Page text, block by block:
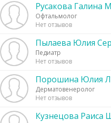
Русакова Галина
Офтальмолог
Нет отзывов
Пылаева Юлия
Педиатр
Нет отзывов
Порошина Юлия
Дерматовенеролог
Нет отзывов
Кузнецова Раиса